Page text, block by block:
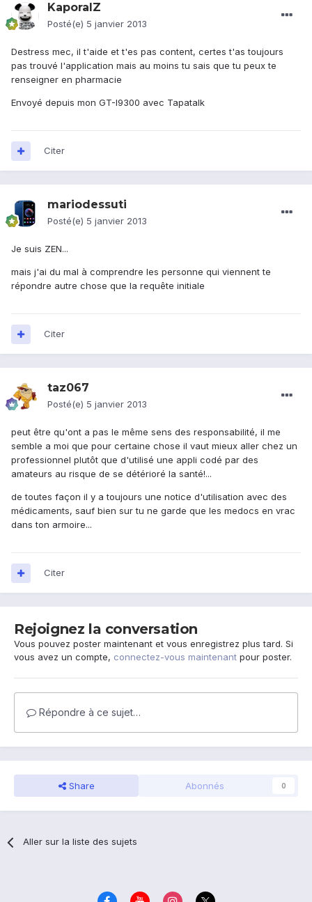
KaporalZ
Posté(e) 5 janvier 2013
Destress mec, il t'aide et t'es pas content, certes t'as toujours
pas trouvé l'application mais au moins tu sais que tu peux te
renseigner en pharmacie
Envoyé depuis mon GT-I9300 avec Tapatalk
Citer
mariodessuti
Posté(e) 5 janvier 2013
Je suis ZEN...
mais j'ai du mal à comprendre les personne qui viennent te
répondre autre chose que la requête initiale
Citer
taz067
Posté(e) 5 janvier 2013
peut être qu'ont a pas le même sens des responsabilité, il me
semble a moi que pour certaine chose il vaut mieux aller chez un
professionnel plutôt que d'utilisé une appli codé par des
amateurs au risque de se détérioré la santé!...
de toutes façon il y a toujours une notice d'utilisation avec des
médicaments, sauf bien sur tu ne garde que les medocs en vrac
dans ton armoire...
Citer
Rejoignez la conversation
Vous pouvez poster maintenant et vous enregistrez plus tard. Si
vous avez un compte, connectez-vous maintenant pour poster.
Répondre à ce sujet…
Share Abonnés 0
Aller sur la liste des sujets